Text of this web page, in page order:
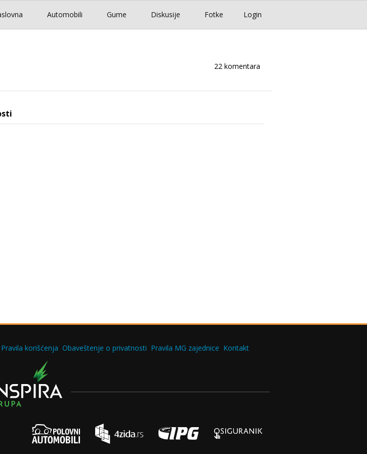
Login
Automobili Gume Diskusije Fotke
22 komentara
Pravila korišćenja Obaveštenje o privatnosti Pravila MG zajednice Kontakt